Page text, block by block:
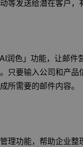
等发送给潜在客户
润色」功能，让邮
只要输入公司和产
所需要的邮件内容。
理功能，帮助企业